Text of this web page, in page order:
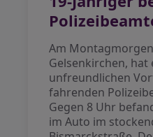
Am
Gelsenkirchen, hat
unfreundlichen
fahrenden
Gegen 8 Uhr
im Auto im